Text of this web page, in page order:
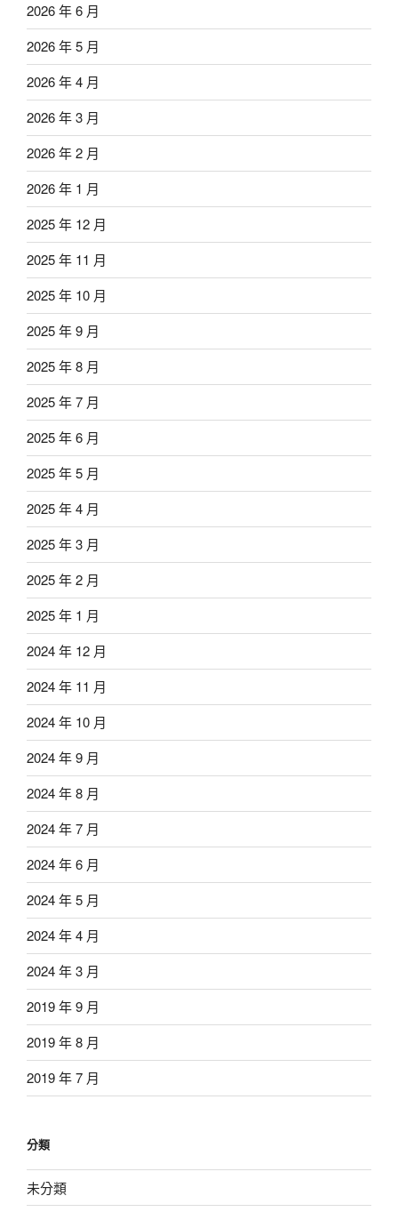
2026 年 6 月
2026 年 5 月
2026 年 4 月
2026 年 3 月
2026 年 2 月
2026 年 1 月
2025 年 12 月
2025 年 11 月
2025 年 10 月
2025 年 9 月
2025 年 8 月
2025 年 7 月
2025 年 6 月
2025 年 5 月
2025 年 4 月
2025 年 3 月
2025 年 2 月
2025 年 1 月
2024 年 12 月
2024 年 11 月
2024 年 10 月
2024 年 9 月
2024 年 8 月
2024 年 7 月
2024 年 6 月
2024 年 5 月
2024 年 4 月
2024 年 3 月
2019 年 9 月
2019 年 8 月
2019 年 7 月
分類
未分類